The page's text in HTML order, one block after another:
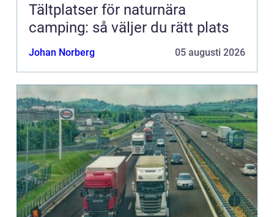
Tältplatser för naturnära
camping: så väljer du rätt plats
Johan Norberg 05 augusti 2026